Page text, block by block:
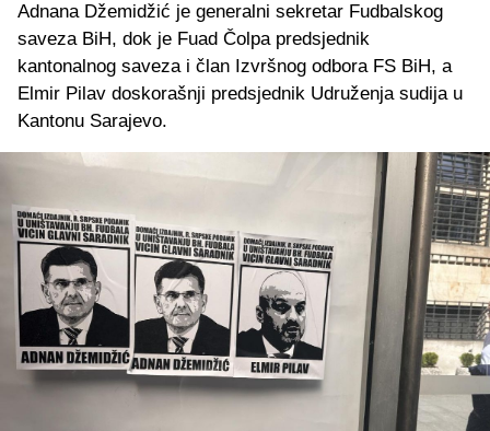
Adnana Džemidžić je generalni sekretar Fudbalskog
saveza BiH, dok je Fuad Čolpa predsjednik
kantonalnog saveza i član Izvršnog odbora FS BiH, a
Elmir Pilav doskorašnji predsjednik Udruženja sudija u
Kantonu Sarajevo.